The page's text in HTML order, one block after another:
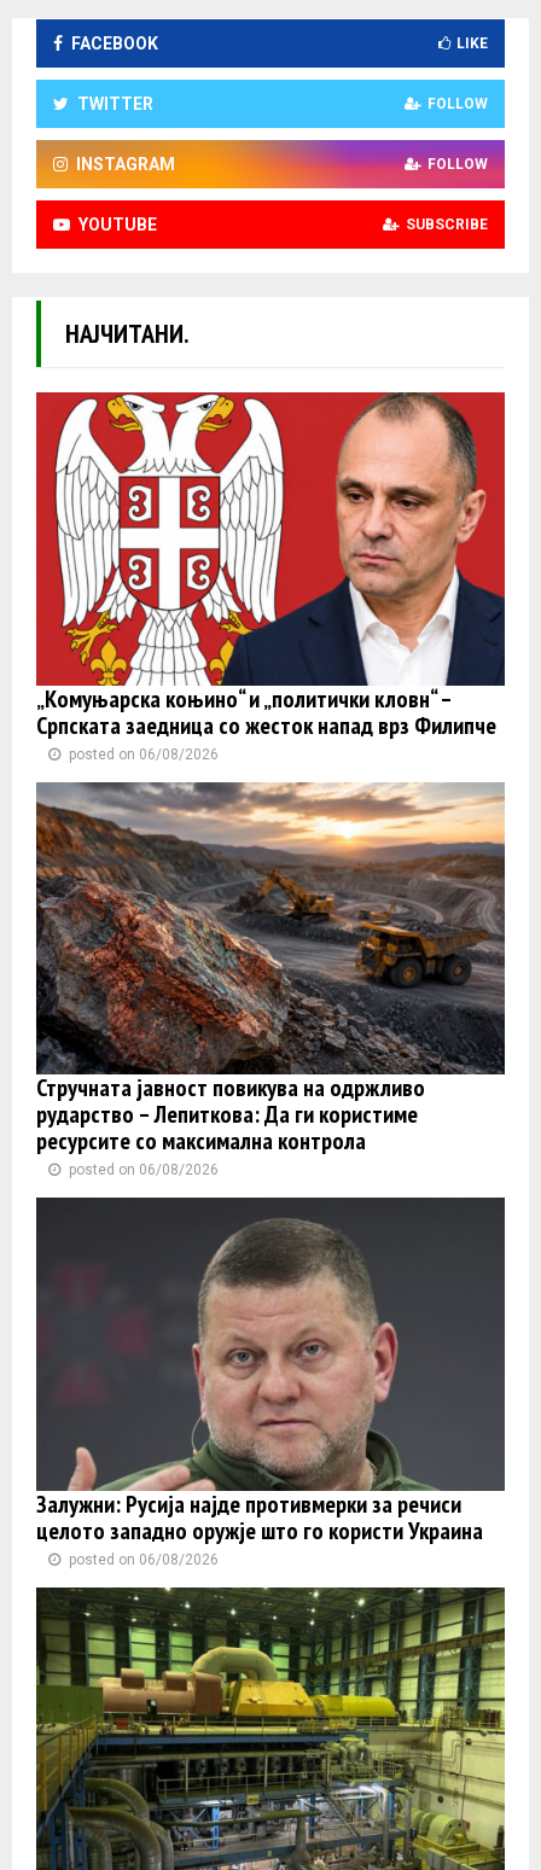
FACEBOOK LIKE
TWITTER FOLLOW
INSTAGRAM FOLLOW
YOUTUBE SUBSCRIBE
НАЈЧИТАНИ.
„Комуњарска коњино“ и „политички кловн“ –
Српската заедница со жесток напад врз Филипче
posted on 06/08/2026
Стручната јавност повикува на одржливо
рударство – Лепиткова: Да ги користиме
ресурсите со максимална контрола
posted on 06/08/2026
Залужни: Русија најде противмерки за речиси
целото западно оружје што го користи Украина
posted on 06/08/2026